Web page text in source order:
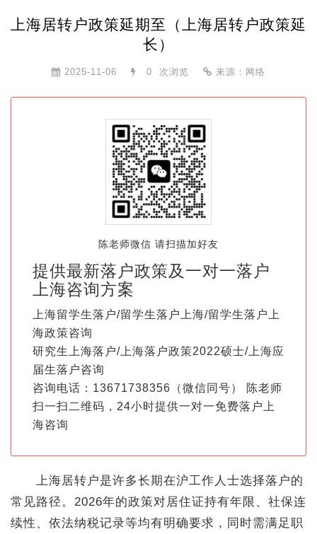
上海居转户政策延期至（上海居转户政策延
长）
2025-11-06 0 次浏览 来源：网络
陈老师微信 请扫描加好友
提供最新落户政策及一对一落户
上海咨询方案
上海留学生落户/留学生落户上海/留学生落户上
海政策咨询
研究生上海落户/上海落户政策2022硕士/上海应
届生落户咨询
咨询电话：13671738356（微信同号） 陈老师
扫一扫二维码，24小时提供一对一免费落户上
海咨询
上海居转户是许多长期在沪工作人士选择落户的
常见路径。2026年的政策对居住证持有年限、社保连
续性、依法纳税记录等均有明确要求，同时需满足职